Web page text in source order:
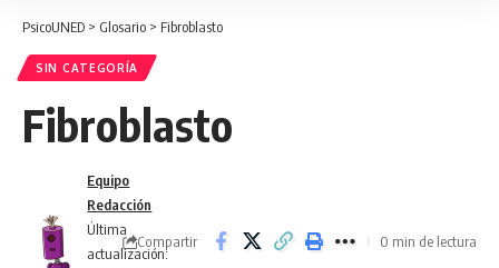
PsicoUNED > Glosario > Fibroblasto
SIN CATEGORÍA
Fibroblasto
Última
actualización:
Equipo
Redacción
Compartir 0 min de lectura